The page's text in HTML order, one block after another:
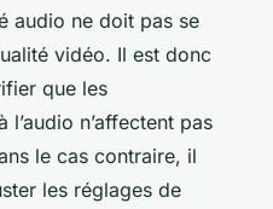
audio ne doit pas se
vidéo. Il est donc
que les
n’affectent pas
le cas contraire, il
les réglages de